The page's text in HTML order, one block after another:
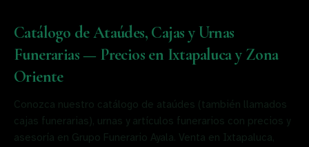
Catálogo de Ataúdes, Cajas y Urnas
Funerarias — Precios en Ixtapaluca y Zona
Oriente
Conozca nuestro catálogo de ataúdes (también llamados
cajas funerarias), urnas y artículos funerarios con precios y
asesoría en Grupo Funerario Ayala. Venta en Ixtapaluca,